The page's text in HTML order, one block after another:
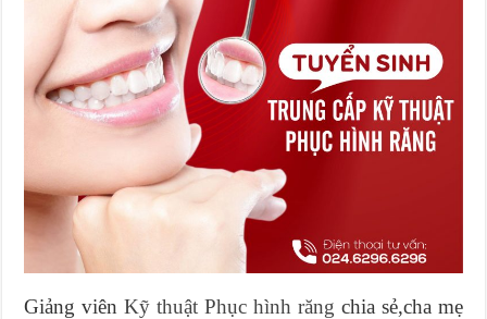
Giảng viênKỹ thuật Phục hình răng chia sẻ,cha mẹ